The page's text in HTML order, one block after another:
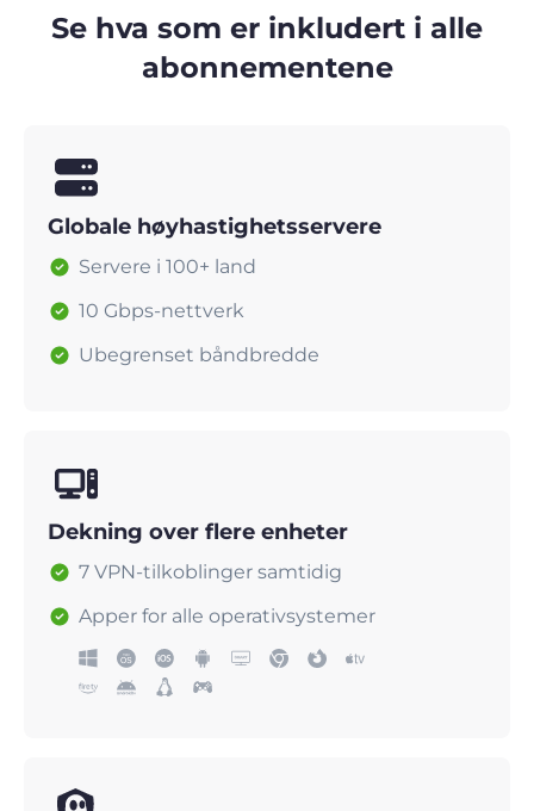
Se hva som er inkludert i alle
abonnementene
Globale høyhastighetsservere
Servere i 100+ land
10 Gbps-nettverk
Ubegrenset båndbredde
Dekning over flere enheter
7 VPN-tilkoblinger samtidig
Apper for alle operativsystemer